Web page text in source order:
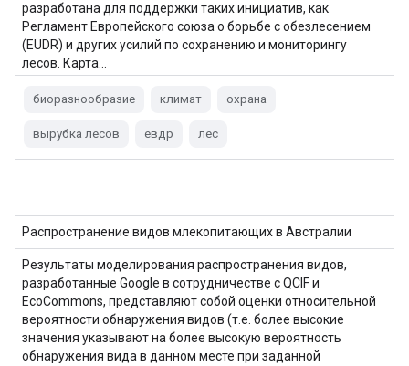
разработана для поддержки таких инициатив, как
Регламент Европейского союза о борьбе с обезлесением
(EUDR) и других усилий по сохранению и мониторингу
лесов. Карта…
биоразнообразие климат охрана
вырубка лесов евдр лес
Распространение видов млекопитающих в Австралии
Результаты моделирования распространения видов,
разработанные Google в сотрудничестве с QCIF и
EcoCommons, представляют собой оценки относительной
вероятности обнаружения видов (т.е. более высокие
значения указывают на более высокую вероятность
обнаружения вида в данном месте при заданной